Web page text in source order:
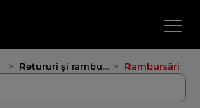
Retururi și rambursări Rambursări